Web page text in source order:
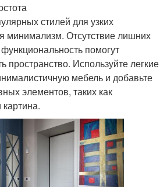
стилей для узких
минимализм. Отсутствие лишних
помогут
пространство. Используйте легкие
мебель и добавьте
элементов, таких как